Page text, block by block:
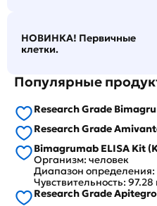
НОВИНКА! Первичные
клетки.
Популярные
Research Grade
Research Grade
Bimagrumab ELISA Kit
Организм: человек
Диапазон
Чувствительность:
Research Grade